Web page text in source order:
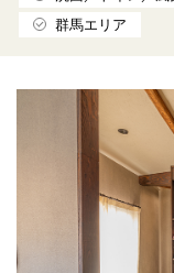
群馬エリア